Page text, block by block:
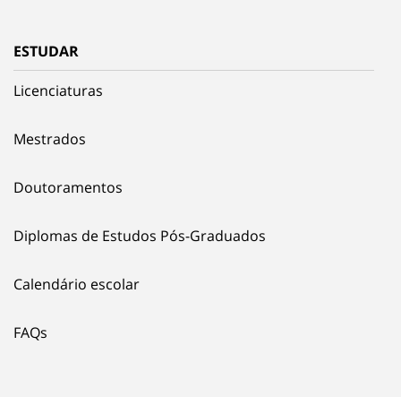
ESTUDAR
Licenciaturas
Mestrados
Doutoramentos
Diplomas de Estudos Pós-Graduados
Calendário escolar
FAQs